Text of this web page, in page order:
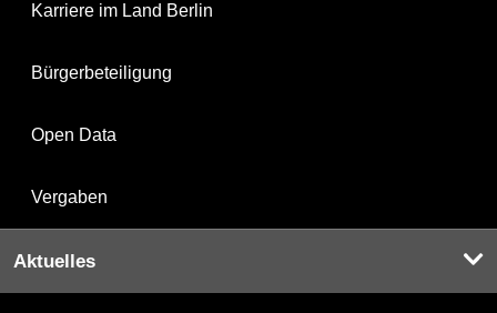
Karriere im Land Berlin
Bürgerbeteiligung
Open Data
Vergaben
Aktuelles